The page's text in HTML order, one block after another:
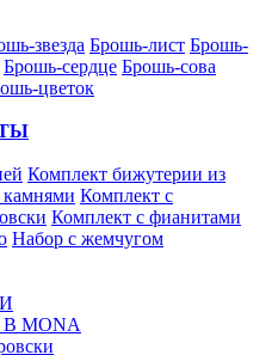
звезда Брошь-лист Брошь-
Брошь-сердце Брошь-сова
цветок
Комплект бижутерии из
камнями Комплект с
Комплект с фианитами
Набор с жемчугом
MONA